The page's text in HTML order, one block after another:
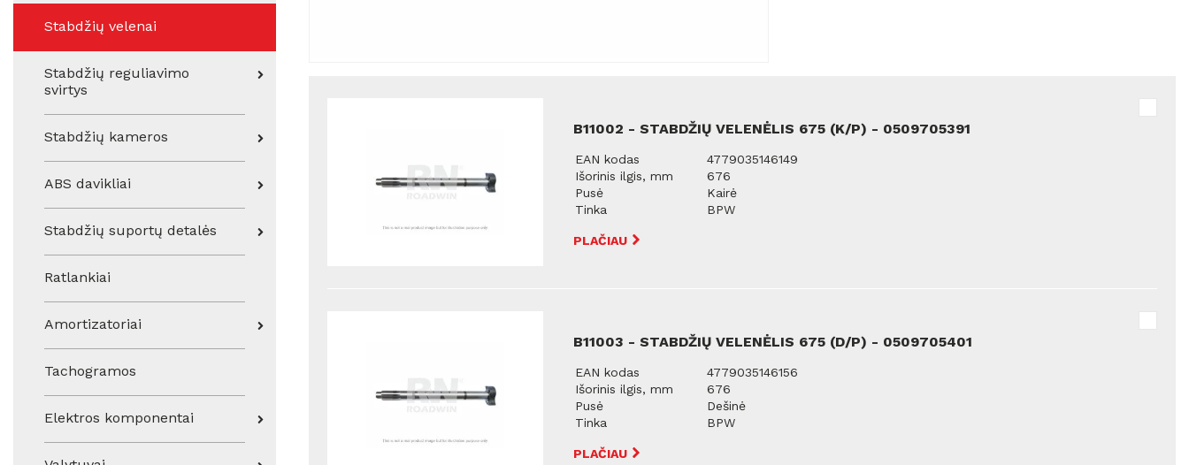
Stabdžių velenai
Stabdžių reguliavimo
svirtys
Stabdžių kameros
ABS davikliai
Stabdžių suportų detalės
Ratlankiai
Amortizatoriai
Tachogramos
Elektros komponentai
B11002 - STABDŽIŲ VELENĖLIS 675 (K/P) - 0509705391
EAN kodas
4779035146149
Išorinis ilgis, mm
676
Pusė
Kairė
Tinka
BPW
PLAČIAU
B11003 - STABDŽIŲ VELENĖLIS 675 (D/P) - 0509705401
EAN kodas
4779035146156
Išorinis ilgis, mm
676
Pusė
Dešinė
Tinka
BPW
PLAČIAU